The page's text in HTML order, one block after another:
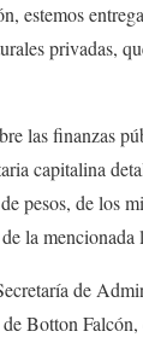
estemos
privadas,
las finanzas
capitalina
pesos, de los
la mencionada
de
Botton